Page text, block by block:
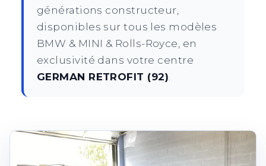
générations constructeur,
disponibles sur tous les modèles
BMW & MINI & Rolls-Royce, en
exclusivité dans votre centre
GERMAN RETROFIT (92).